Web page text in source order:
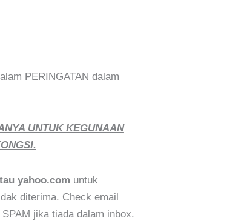
PERINGATAN dalam
UNTUK KEGUNAAN
yahoo.com untuk
diterima. Check email
jika tiada dalam inbox.